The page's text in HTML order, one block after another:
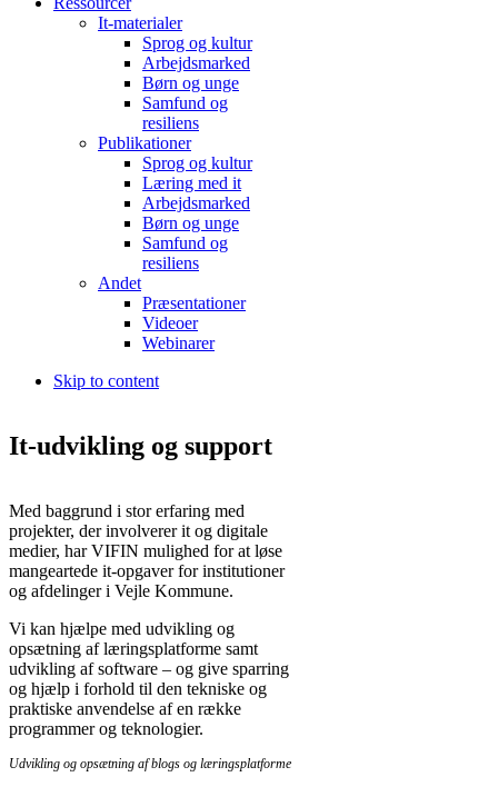
It-materialer
Sprog og kultur
Arbejdsmarked
Børn og unge
Samfund og
resiliens
Publikationer
Sprog og kultur
Læring med it
Arbejdsmarked
Børn og unge
Samfund og
resiliens
Andet
Præsentationer
Videoer
Webinarer
Skip to content
It-udvikling og support
Med baggrund i stor erfaring med
projekter, der involverer it og digitale
medier, har VIFIN mulighed for at løse
mangeartede it-opgaver for institutioner
og afdelinger i Vejle Kommune.
Vi kan hjælpe med udvikling og
opsætning af læringsplatforme samt
udvikling af software – og give sparring
og hjælp i forhold til den tekniske og
praktiske anvendelse af en række
programmer og teknologier.
Udvikling og opsætning af blogs og læringsplatforme